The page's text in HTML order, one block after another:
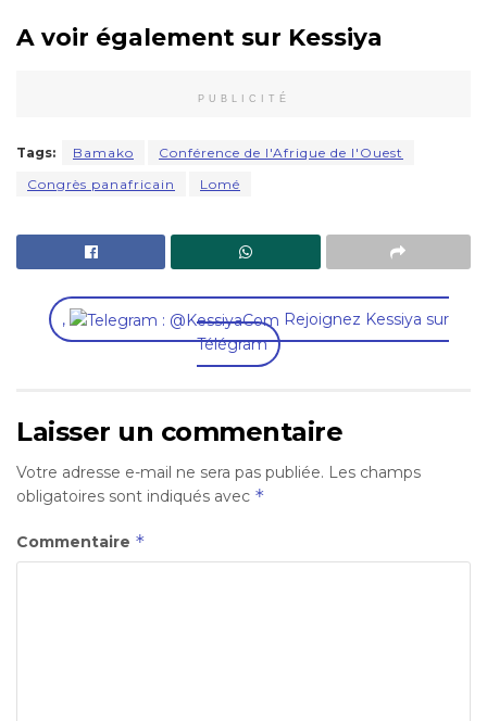
A voir également sur Kessiya
PUBLICITÉ
Tags: Bamako
Conférence de l'Afrique de l'Ouest
Congrès panafricain
Lomé
,
Rejoignez Kessiya sur
Télégram
Laisser un commentaire
Votre adresse e-mail ne sera pas publiée. Les champs
obligatoires sont indiqués avec *
Commentaire *